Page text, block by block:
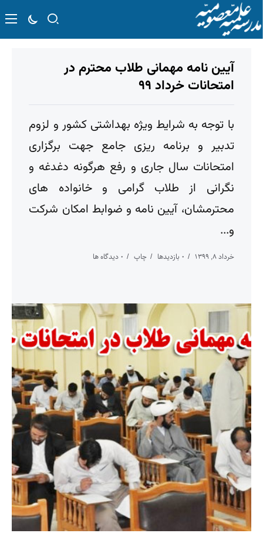
آیین نامه مهمانی طلاب محترم در
امتحانات خرداد ۹۹
با توجه به شرایط ویژه بهداشتی کشور و لزوم
تدبیر و برنامه ریزی جامع جهت برگزاری
امتحانات سال جاری و رفع هرگونه دغدغه و
نگرانی از طلاب گرامی و خانواده های
محترمشان، آیین نامه و ضوابط امکان شرکت
و...
خرداد ۸, ۱۳۹۹ ۰ بازدیدها چاپ ۰ دیدگاه ها